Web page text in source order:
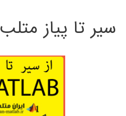
سیر تا پیاز متلب MATLAB